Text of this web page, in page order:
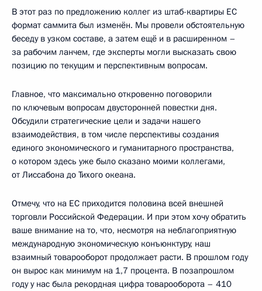
В этот раз по предложению коллег из штаб-квартиры ЕС
формат саммита был изменён. Мы провели обстоятельную
беседу в узком составе, а затем ещё и в расширенном –
за рабочим ланчем, где эксперты могли высказать свою
позицию по текущим и перспективным вопросам.
Главное, что максимально откровенно поговорили
по ключевым вопросам двусторонней повестки дня.
Обсудили стратегические цели и задачи нашего
взаимодействия, в том числе перспективы создания
единого экономического и гуманитарного пространства,
о котором здесь уже было сказано моими коллегами,
от Лиссабона до Тихого океана.
Отмечу, что на ЕС приходится половина всей внешней
торговли Российской Федерации. И при этом хочу обратить
ваше внимание на то, что, несмотря на неблагоприятную
международную экономическую конъюнктуру, наш
взаимный товарооборот продолжает расти. В прошлом году
он вырос как минимум на 1,7 процента. В позапрошлом
году у нас была рекордная цифра товарооборота – 410